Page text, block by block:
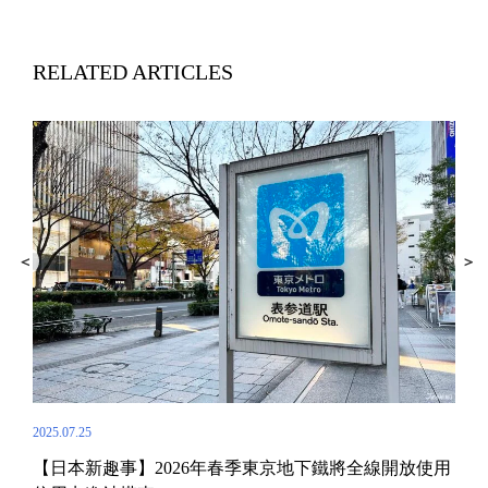
RELATED ARTICLES
2025.07.25
【日本新趣事】2026年春季東京地下鐵將全線開放使用